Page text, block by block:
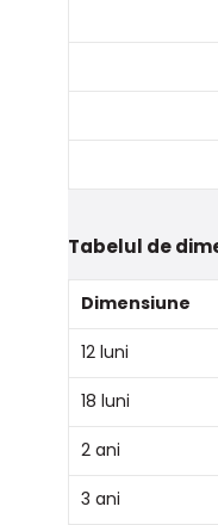
Tabelul de
Dimensiune
12 luni
18 luni
2 ani
3 ani